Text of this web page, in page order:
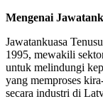
Mengenai
Jawatankuasa
1995, mewakili
untuk melindungi
yang memproses
secara industri di